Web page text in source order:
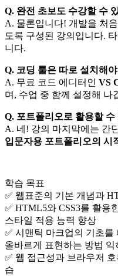
Q. 완전 초보도 수강할 수
A. 물론입니다! 개발을 처
도록 구성된 강의입니다.
니다.
Q. 코딩 툴은 따로 설치해
A. 무료 코드 에디터인 VS
며, 수업 중 함께 설정해 나
Q. 포트폴리오로 활용할 수
A. 네! 강의 마지막에는 간
입문자용 포트폴리오의 시
학습 목표
✅ 웹표준의 기본 개념과
✅ HTML5와 CSS3를 활용
스타일 적용 능력 향상
✅ 시맨틱 마크업의 기초
올바르게 표현하는 방법 익
✅ 웹 접근성과 브라우저
습